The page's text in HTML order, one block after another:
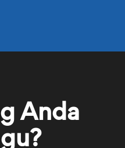
Anda